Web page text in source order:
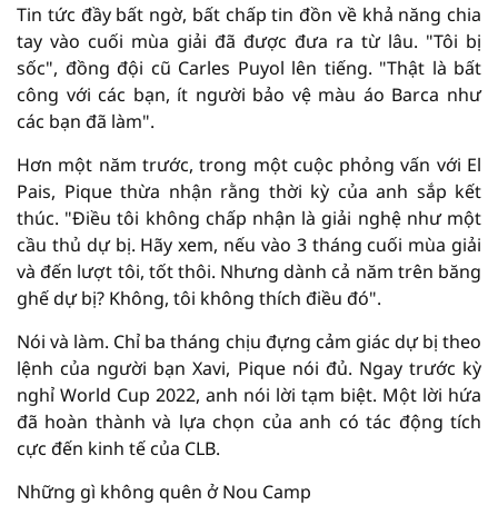
Tin tức đầy bất ngờ, bất chấp tin đồn về khả năng chia
tay vào cuối mùa giải đã được đưa ra từ lâu. "Tôi bị
sốc", đồng đội cũ Carles Puyol lên tiếng. "Thật là bất
công với các bạn, ít người bảo vệ màu áo Barca như
các bạn đã làm".
Hơn một năm trước, trong một cuộc phỏng vấn với El
Pais, Pique thừa nhận rằng thời kỳ của anh sắp kết
thúc. "Điều tôi không chấp nhận là giải nghệ như một
cầu thủ dự bị. Hãy xem, nếu vào 3 tháng cuối mùa giải
và đến lượt tôi, tốt thôi. Nhưng dành cả năm trên băng
ghế dự bị? Không, tôi không thích điều đó".
Nói và làm. Chỉ ba tháng chịu đựng cảm giác dự bị theo
lệnh của người bạn Xavi, Pique nói đủ. Ngay trước kỳ
nghỉ World Cup 2022, anh nói lời tạm biệt. Một lời hứa
đã hoàn thành và lựa chọn của anh có tác động tích
cực đến kinh tế của CLB.
Những gì không quên ở Nou Camp